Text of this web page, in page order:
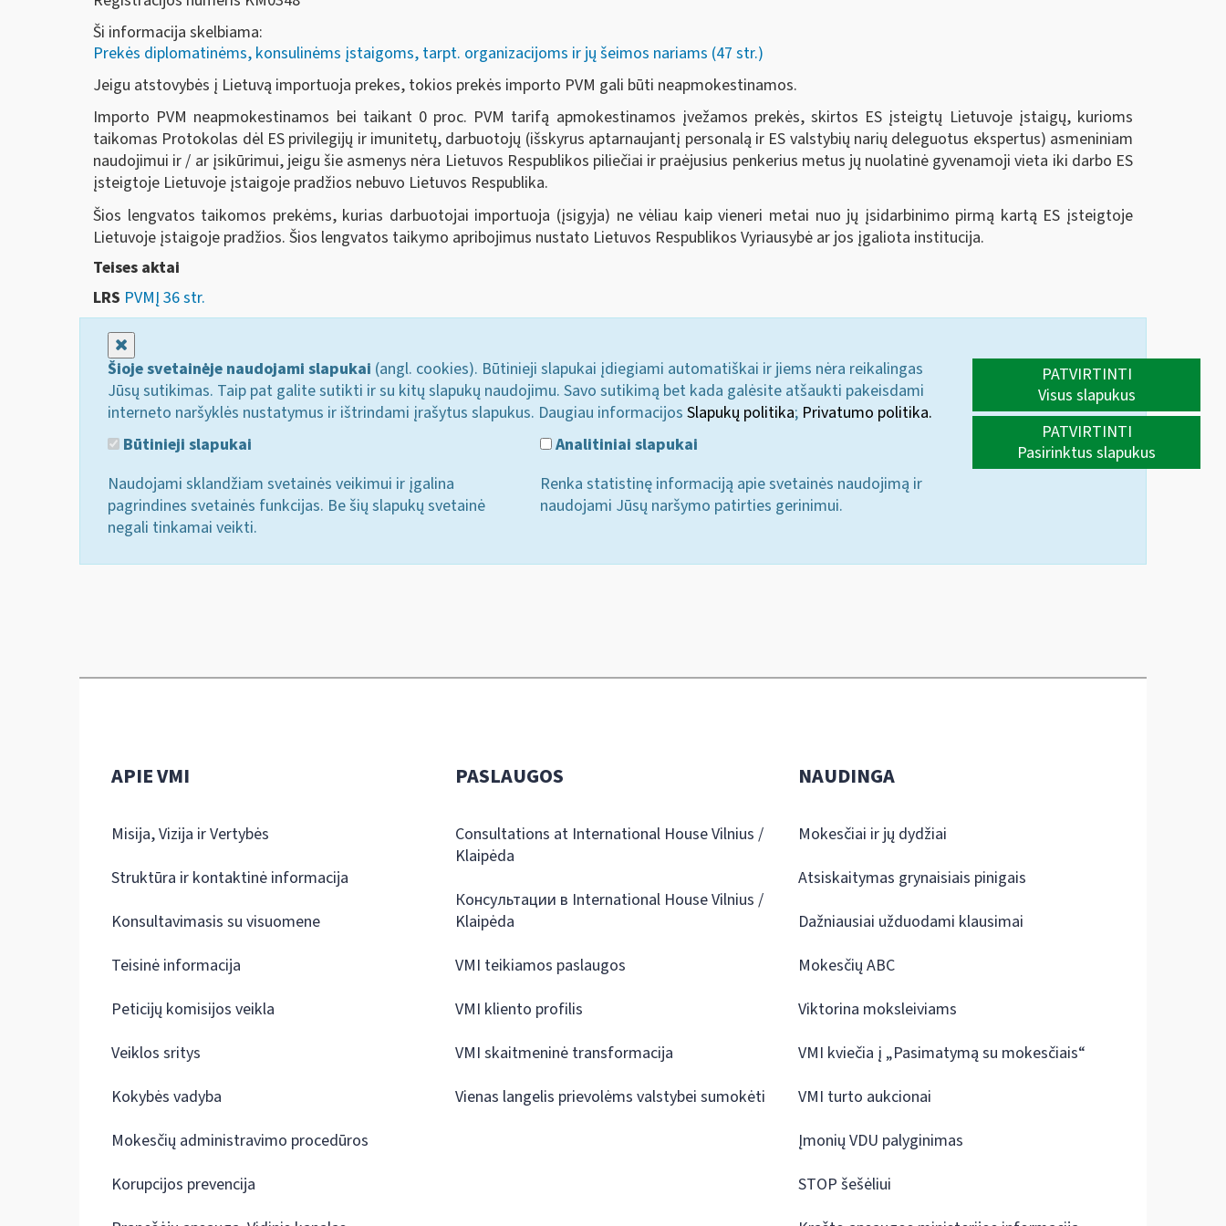
Ši informacija skelbiama:
Prekės diplomatinėms, konsulinėms įstaigoms, tarpt. organizacijoms ir jų šeimos nariams (47 str.)
Jeigu atstovybės į Lietuvą importuoja prekes, tokios prekės importo PVM gali būti neapmokestinamos.
Importo PVM neapmokestinamos bei taikant 0 proc. PVM tarifą apmokestinamos įvežamos prekės, skirtos ES įsteigtų Lietuvoje įstaigų, kurioms
taikomas Protokolas dėl ES privilegijų ir imunitetų, darbuotojų (išskyrus aptarnaujantį personalą ir ES valstybių narių deleguotus ekspertus) asmeniniam
naudojimui ir / ar įsikūrimui, jeigu šie asmenys nėra Lietuvos Respublikos piliečiai ir praėjusius penkerius metus jų nuolatinė gyvenamoji vieta iki darbo ES
įsteigtoje Lietuvoje įstaigoje pradžios nebuvo Lietuvos Respublika.
Šios lengvatos taikomos prekėms, kurias darbuotojai importuoja (įsigyja) ne vėliau kaip vieneri metai nuo jų įsidarbinimo pirmą kartą ES įsteigtoje
Lietuvoje įstaigoje pradžios. Šios lengvatos taikymo apribojimus nustato Lietuvos Respublikos Vyriausybė ar jos įgaliota institucija.
Teises aktai
LRS PVMĮ 36 str.
Šioje svetainėje naudojami slapukai (angl. cookies). Būtinieji slapukai įdiegiami automatiškai ir jiems nėra reikalingas
Jūsų sutikimas. Taip pat galite sutikti ir su kitų slapukų naudojimu. Savo sutikimą bet kada galėsite atšaukti pakeisdami
interneto naršyklės nustatymus ir ištrindami įrašytus slapukus. Daugiau informacijos Slapukų politika; Privatumo politika.
Būtinieji slapukai
Naudojami sklandžiam svetainės veikimui ir įgalina
pagrindines svetainės funkcijas. Be šių slapukų svetainė
negali tinkamai veikti.
Analitiniai slapukai
Renka statistinę informaciją apie svetainės naudojimą ir
naudojami Jūsų naršymo patirties gerinimui.
PATVIRTINTI
Visus slapukus
PATVIRTINTI
Pasirinktus slapukus
APIE VMI
Misija, Vizija ir Vertybės
Struktūra ir kontaktinė informacija
Konsultavimasis su visuomene
Teisinė informacija
Peticijų komisijos veikla
Veiklos sritys
Kokybės vadyba
Mokesčių administravimo procedūros
Korupcijos prevencija
PASLAUGOS
Consultations at International House Vilnius /
Klaipėda
Консультации в International House Vilnius /
Klaipėda
VMI teikiamos paslaugos
VMI kliento profilis
VMI skaitmeninė transformacija
Vienas langelis prievolėms valstybei sumokėti
NAUDINGA
Mokesčiai ir jų dydžiai
Atsiskaitymas grynaisiais pinigais
Dažniausiai užduodami klausimai
Mokesčių ABC
Viktorina moksleiviams
VMI kviečia į „Pasimatymą su mokesčiais“
VMI turto aukcionai
Įmonių VDU palyginimas
STOP šešėliui